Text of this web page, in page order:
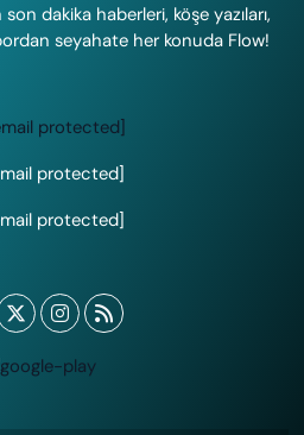
dakika haberleri, köşe yazıları,
seyahate her konuda Flow!
protected]
protected]
protected]